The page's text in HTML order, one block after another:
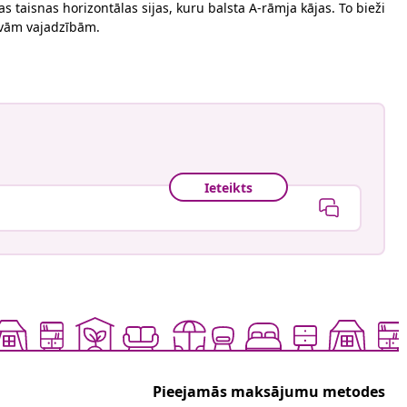
taisnas horizontālas sijas, kuru balsta A-rāmja kājas. To bieži
vajadzībām.
Ieteikts
Pieejamās maksājumu metodes